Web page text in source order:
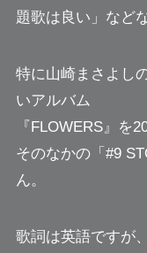
題歌は良い」などな
特に山崎まさよし
いアルバム
『FLOWERS』を
そのなかの「#9
ん。
歌詞は英語ですが、